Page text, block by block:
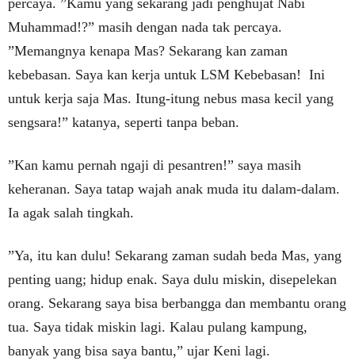
percaya. ”Kamu yang sekarang jadi penghujat Nabi
Muhammad!?” masih dengan nada tak percaya.
”Memangnya kenapa Mas? Sekarang kan zaman
kebebasan. Saya kan kerja untuk LSM Kebebasan! Ini
untuk kerja saja Mas. Itung-itung nebus masa kecil yang
sengsara!” katanya, seperti tanpa beban.
”Kan kamu pernah ngaji di pesantren!” saya masih
keheranan. Saya tatap wajah anak muda itu dalam-dalam.
Ia agak salah tingkah.
”Ya, itu kan dulu! Sekarang zaman sudah beda Mas, yang
penting uang; hidup enak. Saya dulu miskin, disepelekan
orang. Sekarang saya bisa berbangga dan membantu orang
tua. Saya tidak miskin lagi. Kalau pulang kampung,
banyak yang bisa saya bantu,” ujar Keni lagi.